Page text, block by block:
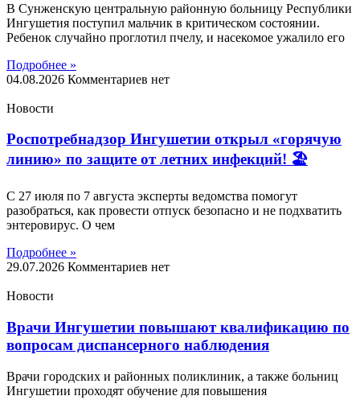
В Сунженскую центральную районную больницу Республики
Ингушетия поступил мальчик в критическом состоянии.
Ребенок случайно проглотил пчелу, и насекомое ужалило его
Подробнее »
04.08.2026 Комментариев нет
Новости
Роспотребнадзор Ингушетии открыл «горячую
линию» по защите от летних инфекций! 🏖
С 27 июля по 7 августа эксперты ведомства помогут
разобраться, как провести отпуск безопасно и не подхватить
энтеровирус. О чем
Подробнее »
29.07.2026 Комментариев нет
Новости
Врачи Ингушетии повышают квалификацию по
вопросам диспансерного наблюдения
Врачи городских и районных поликлиник, а также больниц
Ингушетии проходят обучение для повышения